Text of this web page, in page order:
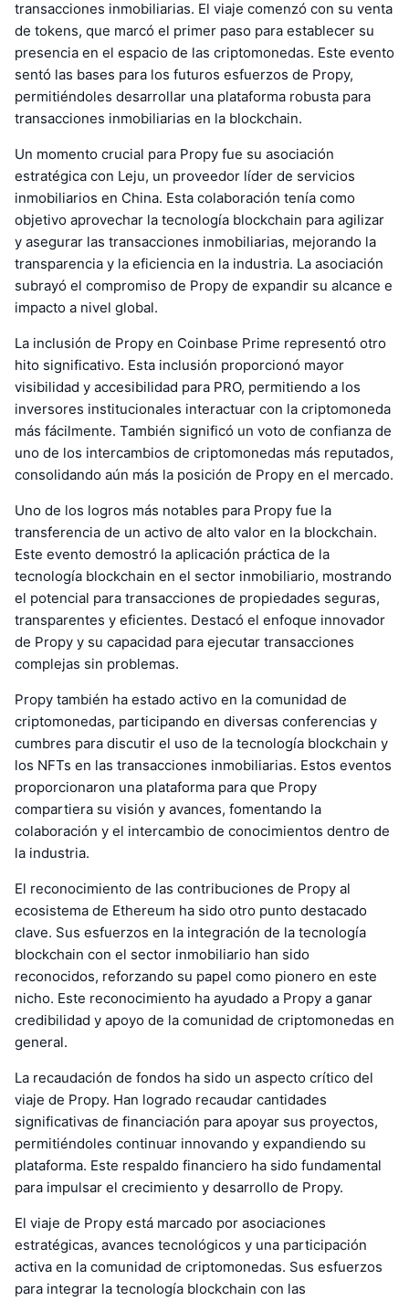
transacciones inmobiliarias. El viaje comenzó con su venta
de tokens, que marcó el primer paso para establecer su
presencia en el espacio de las criptomonedas. Este evento
sentó las bases para los futuros esfuerzos de Propy,
permitiéndoles desarrollar una plataforma robusta para
transacciones inmobiliarias en la blockchain.
Un momento crucial para Propy fue su asociación
estratégica con Leju, un proveedor líder de servicios
inmobiliarios en China. Esta colaboración tenía como
objetivo aprovechar la tecnología blockchain para agilizar
y asegurar las transacciones inmobiliarias, mejorando la
transparencia y la eficiencia en la industria. La asociación
subrayó el compromiso de Propy de expandir su alcance e
impacto a nivel global.
La inclusión de Propy en Coinbase Prime representó otro
hito significativo. Esta inclusión proporcionó mayor
visibilidad y accesibilidad para PRO, permitiendo a los
inversores institucionales interactuar con la criptomoneda
más fácilmente. También significó un voto de confianza de
uno de los intercambios de criptomonedas más reputados,
consolidando aún más la posición de Propy en el mercado.
Uno de los logros más notables para Propy fue la
transferencia de un activo de alto valor en la blockchain.
Este evento demostró la aplicación práctica de la
tecnología blockchain en el sector inmobiliario, mostrando
el potencial para transacciones de propiedades seguras,
transparentes y eficientes. Destacó el enfoque innovador
de Propy y su capacidad para ejecutar transacciones
complejas sin problemas.
Propy también ha estado activo en la comunidad de
criptomonedas, participando en diversas conferencias y
cumbres para discutir el uso de la tecnología blockchain y
los NFTs en las transacciones inmobiliarias. Estos eventos
proporcionaron una plataforma para que Propy
compartiera su visión y avances, fomentando la
colaboración y el intercambio de conocimientos dentro de
la industria.
El reconocimiento de las contribuciones de Propy al
ecosistema de Ethereum ha sido otro punto destacado
clave. Sus esfuerzos en la integración de la tecnología
blockchain con el sector inmobiliario han sido
reconocidos, reforzando su papel como pionero en este
nicho. Este reconocimiento ha ayudado a Propy a ganar
credibilidad y apoyo de la comunidad de criptomonedas en
general.
La recaudación de fondos ha sido un aspecto crítico del
viaje de Propy. Han logrado recaudar cantidades
significativas de financiación para apoyar sus proyectos,
permitiéndoles continuar innovando y expandiendo su
plataforma. Este respaldo financiero ha sido fundamental
para impulsar el crecimiento y desarrollo de Propy.
El viaje de Propy está marcado por asociaciones
estratégicas, avances tecnológicos y una participación
activa en la comunidad de criptomonedas. Sus esfuerzos
para integrar la tecnología blockchain con las